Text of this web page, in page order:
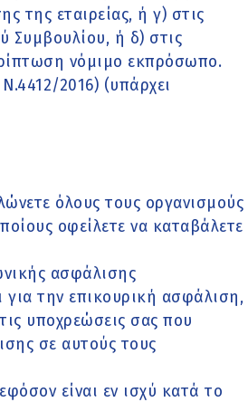
της εταιρείας, ή γ) στις
Συμβουλίου, ή δ) στις
νόμιμο εκπρόσωπο.
2016) (υπάρχει
όλους τους οργανισμούς
οφείλετε να καταβάλετε
ασφάλισης
για την επικουρική ασφάλιση,
υποχρεώσεις σας που
σε αυτούς τους
είναι εν ισχύ κατά το